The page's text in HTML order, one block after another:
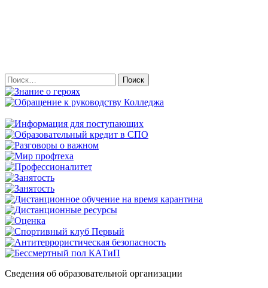
Найти:
Сведения об образовательной организации